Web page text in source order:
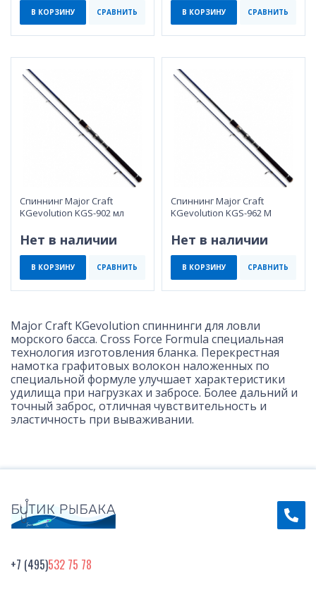
В КОРЗИНУ СРАВНИТЬ В КОРЗИНУ СРАВНИТЬ
Спиннинг Major Craft
KGevolution KGS-902 мл
Нет в наличии
В КОРЗИНУ СРАВНИТЬ
Спиннинг Major Craft
KGevolution KGS-962 M
Нет в наличии
В КОРЗИНУ СРАВНИТЬ
Major Craft KGevolution спиннинги для ловли
морского басса. Cross Force Formula специальная
технология изготовления бланка. Перекрестная
намотка графитовых волокон наложенных по
специальной формуле улучшает характеристики
удилища при нагрузках и забросе. Более дальний и
точный заброс, отличная чувствительность и
эластичность при вываживании.
+7 (495)532 75 78